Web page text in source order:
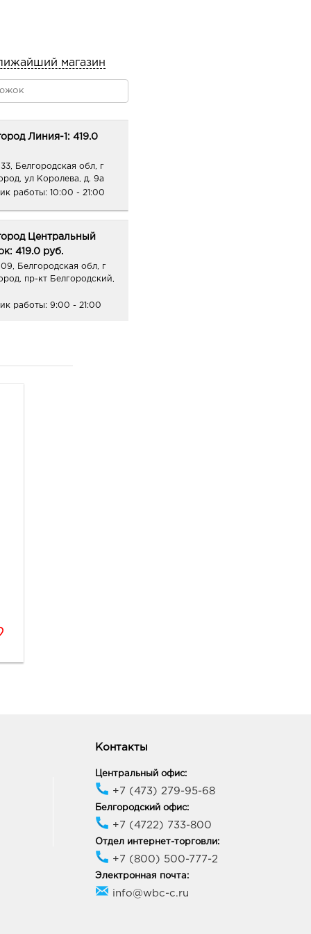
магазин
Линия-1: 419.0
Белгородская обл, г
ул Королева, д. 9а
работы: 10:00 - 21:00
Центральный
419.0 руб.
Белгородская обл, г
пр-кт Белгородский,
работы: 9:00 - 21:00
Белгородская обл, г
Белгородская обл, г
пр-кт
Воронежская обл, г
Воронежская обл, г
работы:
10:00 - 22:00
МП: 419.0 руб.
Воронежская обл, г
пр-кт Московский, д.
Контакты
Центральный офис:
+7 (473) 279-95-68
Белгородский офис:
+7 (4722) 733-800
Отдел интернет-торговли:
+7 (800) 500-777-2
Электронная почта:
info@wbc-c.ru